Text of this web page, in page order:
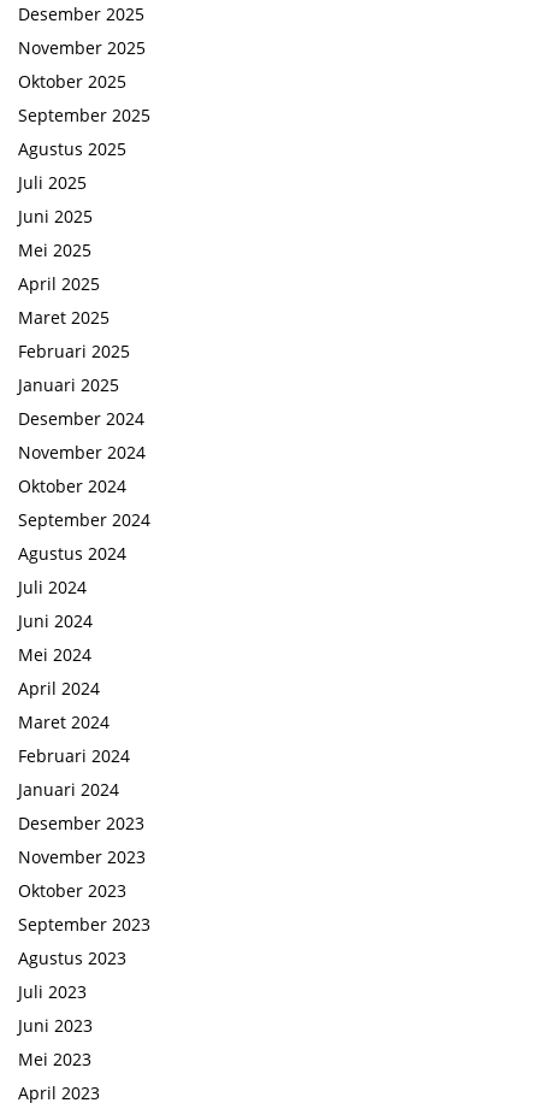
Desember 2025
November 2025
Oktober 2025
September 2025
Agustus 2025
Juli 2025
Juni 2025
Mei 2025
April 2025
Maret 2025
Februari 2025
Januari 2025
Desember 2024
November 2024
Oktober 2024
September 2024
Agustus 2024
Juli 2024
Juni 2024
Mei 2024
April 2024
Maret 2024
Februari 2024
Januari 2024
Desember 2023
November 2023
Oktober 2023
September 2023
Agustus 2023
Juli 2023
Juni 2023
Mei 2023
April 2023